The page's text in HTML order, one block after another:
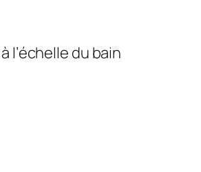
l’échelle du bain